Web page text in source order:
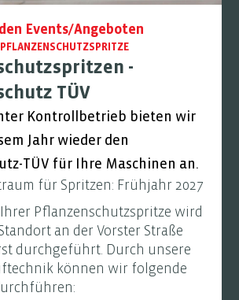
Events/Angeboten
-
TÜV
Kontrollbetrieb bieten wir
Jahr wieder den
TÜV für Ihre Maschinen an.
für Spritzen: Frühjahr 2027
Pflanzenschutzspritze wird
an der Vorster Straße
durchgeführt. Durch unsere
können wir folgende